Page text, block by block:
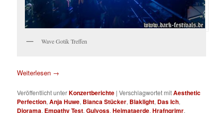
Wave Gotik Treffen
Weiterlesen →
Veröffentlicht unterKonzertberichte |Verschlagwortet mitAesthetic
Perfection,Anja Huwe, Bianca Stücker, Blaklight, Das Ich,
Diorama, Empathy Test,Gulvoss,Heimataerde,Hrafngrimr,